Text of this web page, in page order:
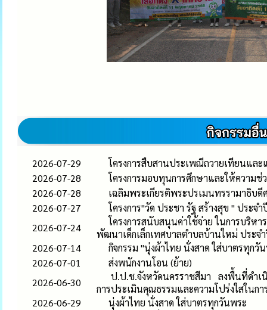
2026-07-29
โครงการสืบสานประเพณีถวายเทียนแล
2026-07-28
โครงการมอบทุนการศึกษาและให้ความ
2026-07-28
เฉลิมพระเกียรติพระปรเมนทรรามาธิบ
2026-07-27
โครงการ"วัด ประชา รัฐ สร้างสุข " ประ
2026-07-24
โครงการสนับสนุนค่าใช้จ่าย ในการบริห
พัฒนาเด็กเล็กเทศบาลตำบลบ้านใหม่ ประ
2026-07-14
กิจกรรม "นุ่งผ้าไทย นั่งสาด ใส่บาตรทุกวั
2026-07-01
ส่งพนักงานโอน (ย้าย)
2026-06-30
ป.ป.ช.จังหวัดนครราชสีมา ลงพื้นที่ดำเนิ
การประเมินคุณธรรมและความโปร่งใสในก
2026-06-29
นุ่งผ้าไทย นั่งสาด ใส่บาตรทุกวันพระ